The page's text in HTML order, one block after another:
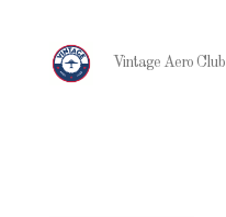
Vintage Aero Club